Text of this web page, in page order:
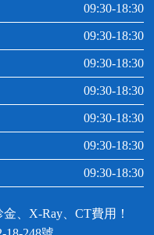
09:30-18:30
09:30-18:30
09:30-18:30
09:30-18:30
09:30-18:30
09:30-18:30
09:30-18:30
、X-Ray、CT費用！